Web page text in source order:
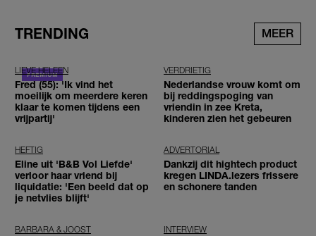
TRENDING MEER
LIEVE HELEEN
Fred (55): 'Ik vind het
moeilijk om meerdere keren
klaar te komen tijdens een
vrijpartij'
VERDRIETIG
Nederlandse vrouw komt om
bij reddingspoging van
vriendin in zee Kreta,
kinderen zien het gebeuren
HEFTIG
Eline uit 'B&B Vol Liefde'
verloor haar vriend bij
liquidatie: 'Een beeld dat op
je netvlies blijft'
ADVERTORIAL
Dankzij dit hightech product
kregen LINDA.lezers frissere
en schonere tanden
BARBARA & JOOST INTERVIEW